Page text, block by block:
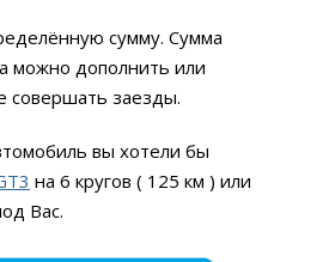
сумму. Сумма
можно дополнить или
совершать заезды.
вы хотели бы
на 6 кругов ( 125 км ) или
Вас.